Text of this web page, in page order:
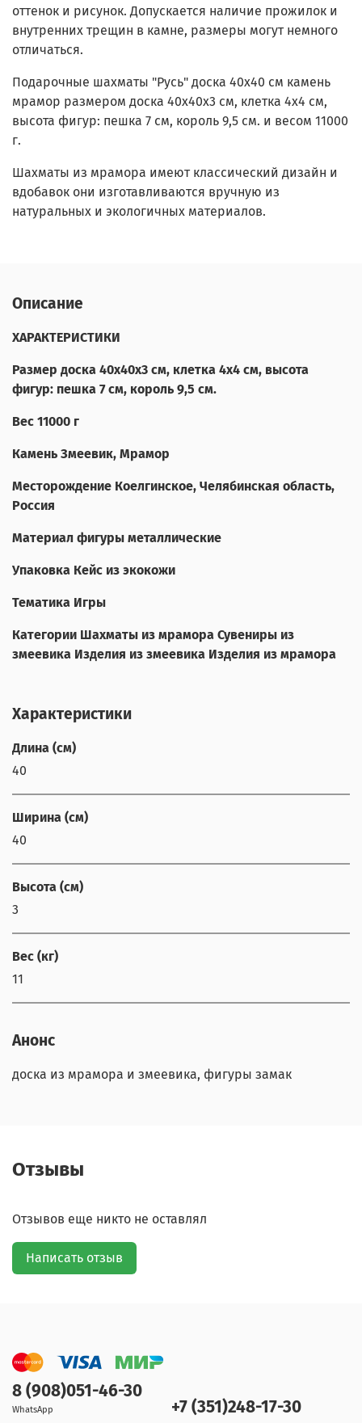
оттенок и рисунок. Допускается наличие прожилок и
внутренних трещин в камне, размеры могут немного
отличаться.
Подарочные шахматы "Русь" доска 40х40 см камень
мрамор размером доска 40х40х3 см, клетка 4х4 см,
высота фигур: пешка 7 см, король 9,5 см. и весом 11000
г.
Шахматы из мрамора имеют классический дизайн и
вдобавок они изготавливаются вручную из
натуральных и экологичных материалов.
Описание
ХАРАКТЕРИСТИКИ
Размер доска 40х40х3 см, клетка 4х4 см, высота
фигур: пешка 7 см, король 9,5 см.
Вес 11000 г
Камень Змеевик, Мрамор
Месторождение Коелгинское, Челябинская область,
Россия
Материал фигуры металлические
Упаковка Кейс из экокожи
Тематика Игры
Категории Шахматы из мрамора Сувениры из
змеевика Изделия из змеевика Изделия из мрамора
Характеристики
Длина (см)
40
Ширина (см)
40
Высота (см)
3
Вес (кг)
11
Анонс
доска из мрамора и змеевика, фигуры замак
Отзывы
Отзывов еще никто не оставлял
Написать отзыв
8 (908)051-46-30
WhatsApp +7 (351)248-17-30